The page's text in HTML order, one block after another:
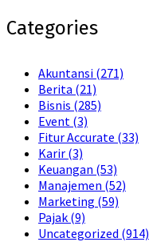
Categories
Akuntansi (271)
Berita (21)
Bisnis (285)
Event (3)
Fitur Accurate (33)
Karir (3)
Keuangan (53)
Manajemen (52)
Marketing (59)
Pajak (9)
Uncategorized (914)